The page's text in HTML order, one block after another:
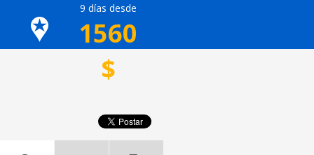
9 días desde
1560
$